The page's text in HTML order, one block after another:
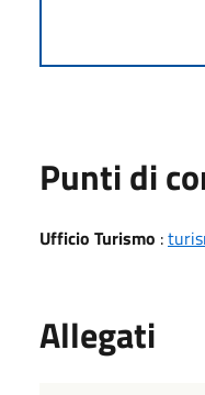
Punti di
Ufficio Turismo :
Allegati